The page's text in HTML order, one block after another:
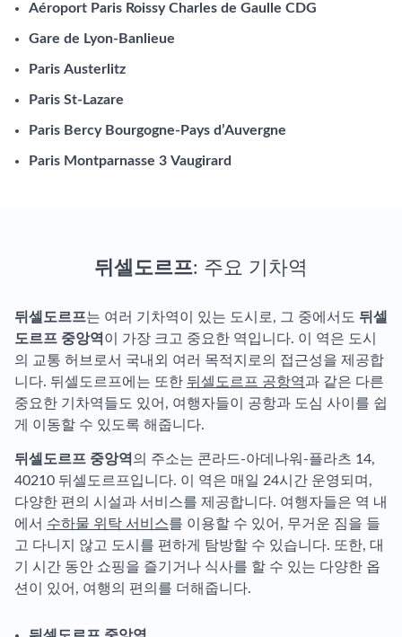
Aéroport Paris Roissy Charles de Gaulle CDG
Gare de Lyon-Banlieue
Paris Austerlitz
Paris St-Lazare
Paris Bercy Bourgogne-Pays d’Auvergne
Paris Montparnasse 3 Vaugirard
뒤셀도르프: 주요 기차역
뒤셀도르프는 여러 기차역이 있는 도시로, 그 중에서도 뒤셀
도르프 중앙역 이 가장 크고 중요한 역입니다. 이 역은 도시
의 교통 허브로서 국내외 여러 목적지로의 접근성을 제공합
니다. 뒤셀도르프에는 또한 뒤셀도르프 공항역과 같은 다른
중요한 기차역들도 있어, 여행자들이 공항과 도심 사이를 쉽
게 이동할 수 있도록 해줍니다.
뒤셀도르프 중앙역 의 주소는 콘라드-아데나워-플라츠 14,
40210 뒤셀도르프입니다. 이 역은 매일 24시간 운영되며,
다양한 편의 시설과 서비스를 제공합니다. 여행자들은 역 내
에서 수하물 위탁 서비스를 이용할 수 있어, 무거운 짐을 들
고 다니지 않고 도시를 편하게 탐방할 수 있습니다. 또한, 대
기 시간 동안 쇼핑을 즐기거나 식사를 할 수 있는 다양한 옵
션이 있어, 여행의 편의를 더해줍니다.